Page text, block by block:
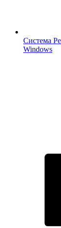
Система
Windows